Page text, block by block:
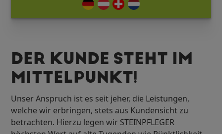
DER KUNDE STEHT IM
MITTELPUNKT!
Unser Anspruch ist es seit jeher, die Leistungen,
welche wir erbringen, stets aus Kundensicht zu
betrachten. Hierzu legen wir STEINPFLEGER